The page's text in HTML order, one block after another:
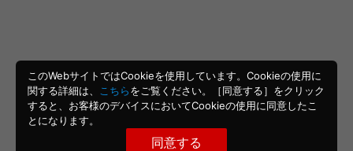
このWebサイトではCookieを使用しています。Cookieの使用に
関する詳細は、
こちらをご覧ください。［同意する］をクリック
すると、お客様のデバイスにおいてCookieの使用に同意したこ
とになります。
同意する